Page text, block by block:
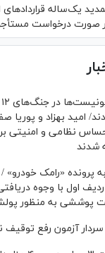
یک‌ساله قرارداد‌های
امید بهزاد و پوریا
نظامی و امنیتی
شدند
پرونده «رامک
اول با وجوه
پوششی به منظور
آزمون رفع